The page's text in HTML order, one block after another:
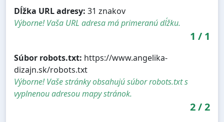
Dĺžka URL adresy: 31 znakov
Výborne! Vaša URL adresa má primeranú dĺžku.
1 / 1
Súbor robots.txt: https://www.angelika-
dizajn.sk/robots.txt
Výborne! Vaše stránky obsahujú súbor robots.txt s
vyplnenou adresou mapy stránok.
2/2